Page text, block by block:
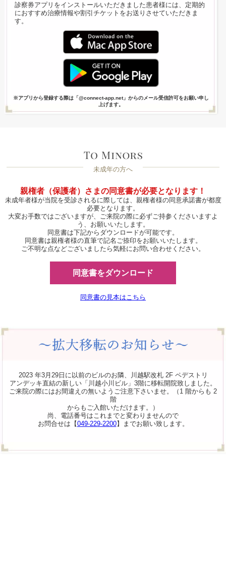
診察券アプリをインストールいただきました患者様には、定期的
におすすめ治療情報や割引チケットをお送りさせていただきま
す。
※アプリから登録する際は「@connect-app.net」からのメール受信許可をお願い申し
上げます。
未成年の方へ
親権者（保護者）さまの同意書が必要となります！
未成年者様が当院を受診されるに際しては、親権者様の同意承諾書が都度
必要となります。
大変お手数ではございますが、ご来院の際に必ずご持参くださいますよ
う、お願いいたします。
同意書は下記からダウンロードが可能です。
同意書は親権者様の直筆で記名ご捺印をお願いいたします。
ご不明な点などございましたら気軽にお問い合わせください。
同意書をダウンロード
同意書の見本はこちら
2023 年3月29日に以前のビルのお隣、川越駅改札 2F ペデストリ
アンデッキ直結の新しい「川越小川ビル」3階に移転開院致しました。
ご来院の際にはお間違えの無いようご注意下さいませ。（1 階からも 2
階
からもご入館いただけます。）
尚、電話番号はこれまでと変わりませんので
お問合せは【049-229-2200】までお願い致します。